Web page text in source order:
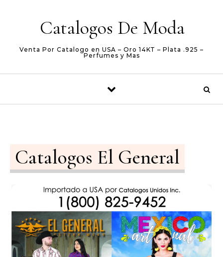
Catalogos De Moda
Venta Por Catalogo en USA – Oro 14KT – Plata .925 –
Perfumes y Mas
Catalogos El General